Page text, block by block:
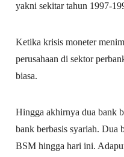
yakni sekitar tahun 1997-
Ketika krisis moneter
perusahaan di sektor
biasa.
Hingga akhirnya dua bank
bank berbasis syariah. Dua
BSM hingga hari ini.